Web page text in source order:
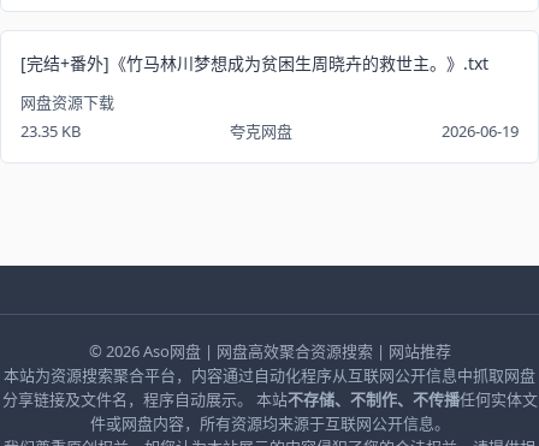
[完结+番外]《竹马林川梦想成为贫困生周晓卉的救世主。》.txt
网盘资源下载
23.35 KB
夸克网盘 2026-06-19
© 2026Aso网盘| 网盘高效聚合资源搜索 | 网站推荐
本站为资源搜索聚合平台，内容通过自动化程序从互联网公开信息中抓取网盘
分享链接及文件名，程序自动展示。 本站不存储、不制作、不传播任何实体文
件或网盘内容，所有资源均来源于互联网公开信息。